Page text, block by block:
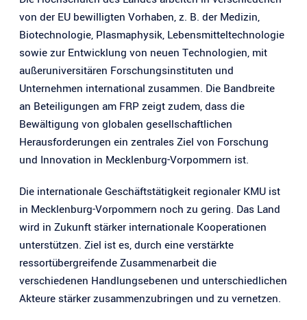
von der EU bewilligten Vorhaben, z. B. der Medizin,
Biotechnologie, Plasmaphysik, Lebensmitteltechnologie
sowie zur Entwicklung von neuen Technologien, mit
außeruniversitären Forschungsinstituten und
Unternehmen international zusammen. Die Bandbreite
an Beteiligungen am FRP zeigt zudem, dass die
Bewältigung von globalen gesellschaftlichen
Herausforderungen ein zentrales Ziel von Forschung
und Innovation in Mecklenburg-Vorpommern ist.
Die internationale Geschäftstätigkeit regionaler KMU ist
in Mecklenburg-Vorpommern noch zu gering. Das Land
wird in Zukunft stärker internationale Kooperationen
unterstützen. Ziel ist es, durch eine verstärkte
ressortübergreifende Zusammenarbeit die
verschiedenen Handlungsebenen und unterschiedlichen
Akteure stärker zusammenzubringen und zu vernetzen.